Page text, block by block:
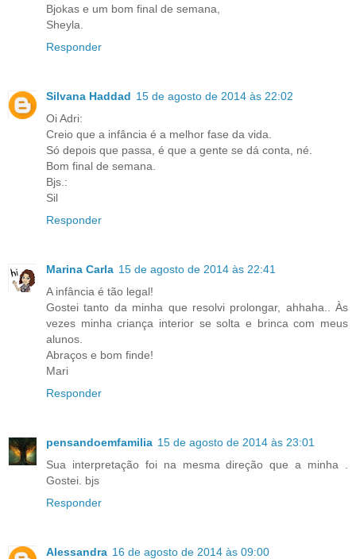
Bjokas e um bom final de semana,
Sheyla.
Responder
Silvana Haddad 15 de agosto de 2014 às 22:02
Oi Adri:
Creio que a infância é a melhor fase da vida.
Só depois que passa, é que a gente se dá conta, né.
Bom final de semana.
Bjs.:
Sil
Responder
Marina Carla 15 de agosto de 2014 às 22:41
A infância é tão legal!
Gostei tanto da minha que resolvi prolongar, ahhaha.. Às
vezes minha criança interior se solta e brinca com meus
alunos.
Abraços e bom finde!
Mari
Responder
pensandoemfamilia 15 de agosto de 2014 às 23:01
Sua interpretação foi na mesma direção que a minha .
Gostei. bjs
Responder
Alessandra 16 de agosto de 2014 às 09:00